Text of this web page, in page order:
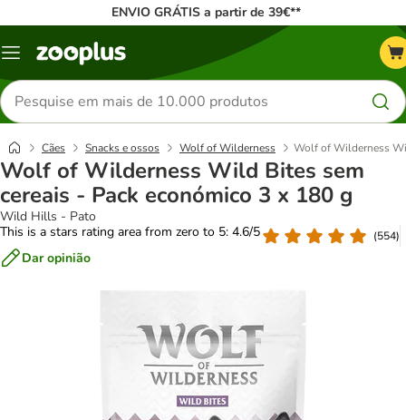
ENVIO GRÁTIS a partir de 39€**
Menu
Pesquisar
produtos
Cães Snacks e ossos Wolf of Wilderness Wolf of Wilderness
Wolf of Wilderness Wild Bites sem
cereais - Pack económico 3 x 180 g
Wild Hills - Pato
This is a stars rating area from zero to 5: 4.6/5
(554)
Dar opinião